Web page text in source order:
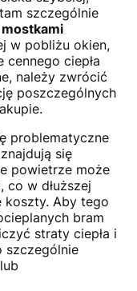
szczególnie
mostkami
w pobliżu okien,
ciepła
należy zwrócić
poszczególnych
problematyczne
się
powietrze może
co w dłuższej
koszty. Aby tego
bram
straty ciepła i
szczególnie